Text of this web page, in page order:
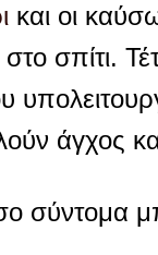
και οι
σπίτι.
άγχος
σύντομα